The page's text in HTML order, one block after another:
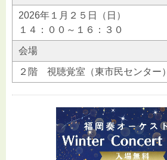
2026年１月２５日（日）
１４：００～１６：３０
会場
２階 視聴覚室（東市民センター）